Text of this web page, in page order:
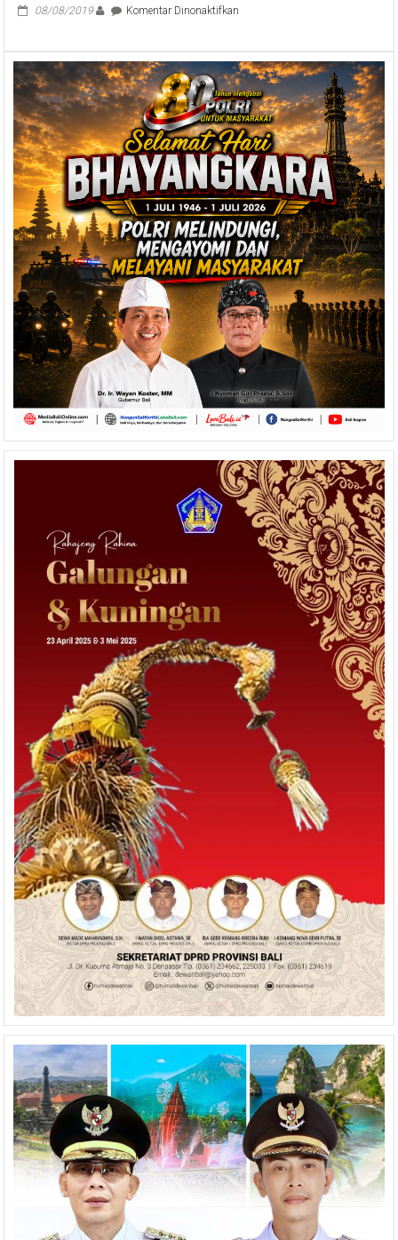
Mampu
Tingkatkan
Kinerja
Berkualitas
untuk
Desa
Adat.
08/08/2019 Komentar Dinonaktifkan
Sekda
Dewa
Indra
Dukung
SP4N
LAPOR